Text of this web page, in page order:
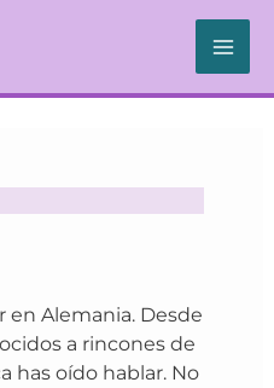
en Alemania. Desde
a rincones de
has oído hablar. No